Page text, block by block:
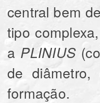
central bem
tipo
a PLINIUS
de
formação.